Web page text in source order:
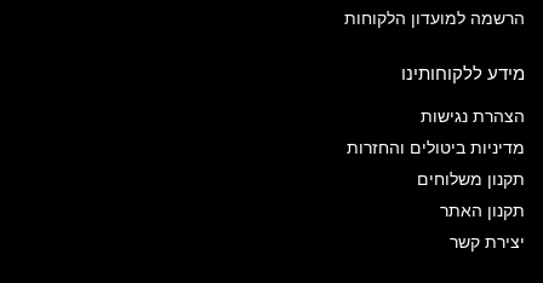
הרשמה למועדון הלקוחות
מידע ללקוחותינו
הצהרת נגישות
מדיניות ביטולים והחזרות
תקנון משלוחים
תקנון האתר
יצירת קשר